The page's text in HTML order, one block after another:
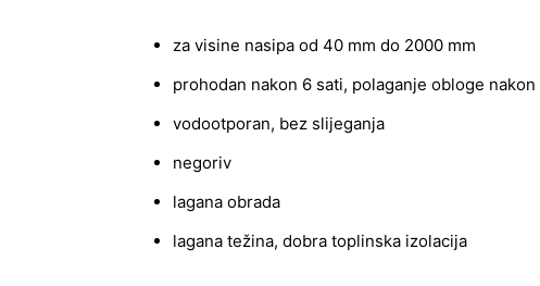
za visine nasipa od 40 mm do 2000 mm
prohodan nakon 6 sati, polaganje obloge
vodootporan, bez slijeganja
negoriv
lagana obrada
lagana težina, dobra toplinska izolacija